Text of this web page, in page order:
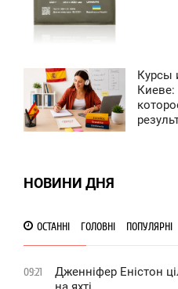
Курсы
Киеве:
НОВИНИ ДНЯ
ОСТАННІ ГОЛОВНІ ПОПУЛЯРНІ
09:21
Дженніфер Еністон